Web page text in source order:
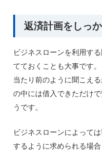
返済計画をしっ
ビジネスローンを利用す
てておくことも大事です。
当たり前のように聞こえ
の中には借入できただけ
うです。
ビジネスローンによって
するように求められる場合